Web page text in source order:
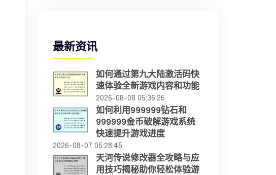
最新资讯
如何通过第九大陆激活码快
速体验全新游戏内容和功能
2026-08-08 05:36:25
如何利用999999钻石和
999999金币破解游戏系统
快速提升游戏进度
2026-08-07 05:28:45
天河传说修改器全攻略与应
用技巧揭秘助你轻松体验游